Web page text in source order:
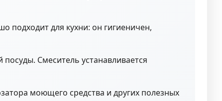
подходит для кухни: он гигиеничен,
Смеситель устанавливается
моющего средства и других полезных